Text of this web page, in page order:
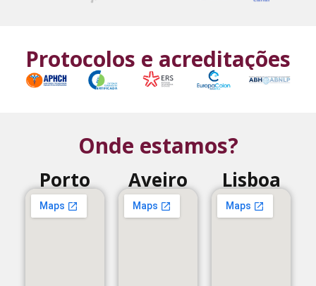
Protocolos e acreditações
Onde estamos?
Porto Aveiro Lisboa